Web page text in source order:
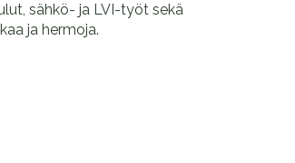
sähkö- ja LVI-työt sekä
ja hermoja.